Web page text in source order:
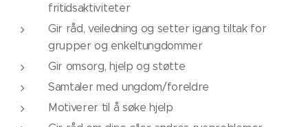
fritidsaktiviteter
Gir råd, veiledning og setter igang tiltak for
grupper og enkeltungdommer
Gir omsorg, hjelp og støtte
Samtaler med ungdom/foreldre
Motiverer til å søke hjelp